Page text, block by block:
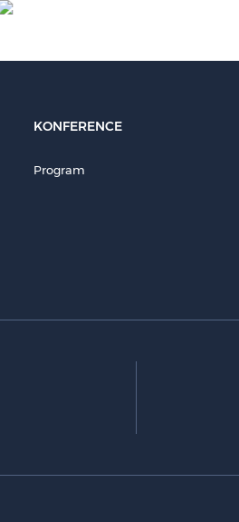
KONFERENCE
Program